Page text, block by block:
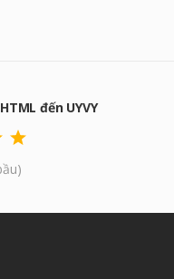
đến UYVY